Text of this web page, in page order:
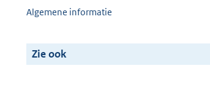
Algemene informatie
Zie ook